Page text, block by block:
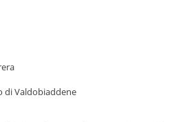
di Valdobiaddene